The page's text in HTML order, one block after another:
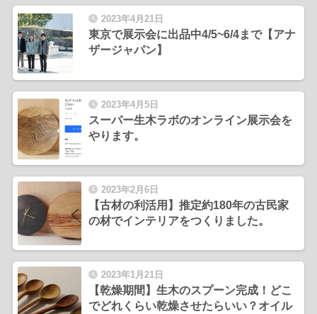
2023年4月21日
東京で展示会に出品中4/5~6/4まで【アナ
ザージャパン】
2023年4月5日
スーパー生木ラボのオンライン展示会を
やります。
2023年2月6日
【古材の利活用】推定約180年の古民家
の材でインテリアをつくりました。
2023年1月21日
【乾燥期間】生木のスプーン完成！どこ
でどれくらい乾燥させたらいい？オイル